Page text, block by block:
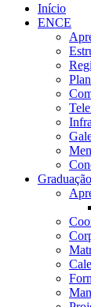
Início
ENCE
Graduação